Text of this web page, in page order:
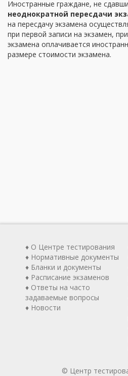
Иностранные граждане, не
неоднократной пересдачи
на пересдачу экзамена
при первой записи на экзамен,
экзамена оплачивается
размере стоимости экзамена.
♦ О Центре тестирования
♦ Нормативные документы
♦ Бланки и документы
♦ Расписание экзаменов
♦ Ответы на часто
задаваемые вопросы
♦ Новости
© Центр